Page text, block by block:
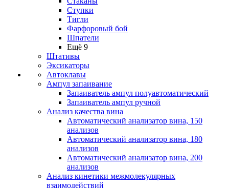
Ступки
Тигли
Фарфоровый бой
Шпатели
Ещё 9
Штативы
Эксикаторы
Автоклавы
Ампул запаивание
Запаиватель ампул полуавтоматический
Запаиватель ампул ручной
Анализ качества вина
Автоматический анализатор вина, 150
анализов
Автоматический анализатор вина, 180
анализов
Автоматический анализатор вина, 200
анализов
Анализ кинетики межмолекулярных
взаимодействий